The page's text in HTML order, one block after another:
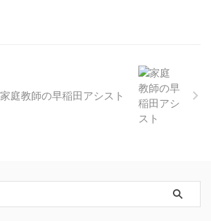
家庭教師の早稲田アシスト